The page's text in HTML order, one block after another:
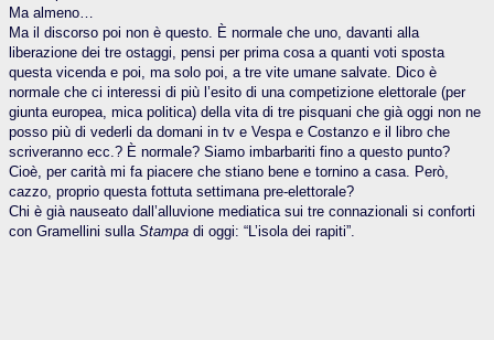
Ma almeno…
Ma il discorso poi non è questo. È normale che uno, davanti alla
liberazione dei tre ostaggi, pensi per prima cosa a quanti voti sposta
questa vicenda e poi, ma solo poi, a tre vite umane salvate. Dico è
normale che ci interessi di più l’esito di una competizione elettorale (per
giunta europea, mica politica) della vita di tre pisquani che già oggi non ne
posso più di vederli da domani in tv e Vespa e Costanzo e il libro che
scriveranno ecc.? È normale? Siamo imbarbariti fino a questo punto?
Cioè, per carità mi fa piacere che stiano bene e tornino a casa. Però,
cazzo, proprio questa fottuta settimana pre-elettorale?
Chi è già nauseato dall’alluvione mediatica sui tre connazionali si conforti
con Gramellini sulla Stampa di oggi: “L’isola dei rapiti”.